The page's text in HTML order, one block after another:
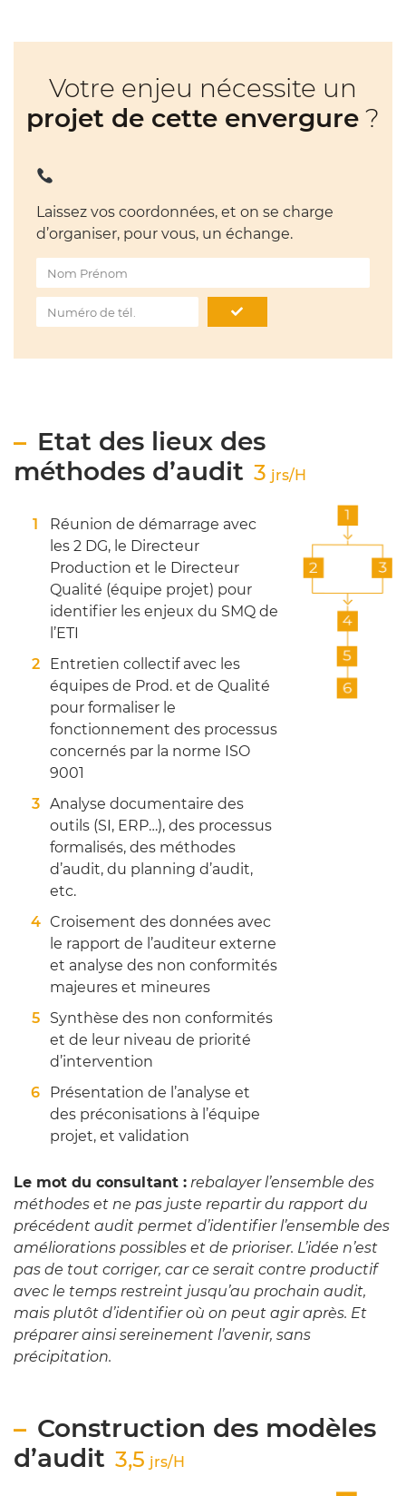
Votre enjeu nécessite un
projet de cette envergure ?
Laissez vos coordonnées, et on se charge
d’organiser, pour vous, un échange.
Etat des lieux des
méthodes d’audit 3 jrs/H
Réunion de démarrage avec
les 2 DG, le Directeur
Production et le Directeur
Qualité (équipe projet) pour
identifier les enjeux du SMQ de
l’ETI
Entretien collectif avec les
équipes de Prod. et de Qualité
pour formaliser le
fonctionnement des processus
concernés par la norme ISO
9001
Analyse documentaire des
outils (SI, ERP…), des processus
formalisés, des méthodes
d’audit, du planning d’audit,
etc.
Croisement des données avec
le rapport de l’auditeur externe
et analyse des non conformités
majeures et mineures
Synthèse des non conformités
et de leur niveau de priorité
d’intervention
Présentation de l’analyse et
des préconisations à l’équipe
projet, et validation
Le mot du consultant : rebalayer l’ensemble des
méthodes et ne pas juste repartir du rapport du
précédent audit permet d’identifier l’ensemble des
améliorations possibles et de prioriser. L’idée n’est
pas de tout corriger, car ce serait contre productif
avec le temps restreint jusqu’au prochain audit,
mais plutôt d’identifier où on peut agir après. Et
préparer ainsi sereinement l’avenir, sans
précipitation.
Construction des modèles
d’audit 3,5 jrs/H